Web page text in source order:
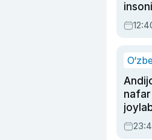
nafar